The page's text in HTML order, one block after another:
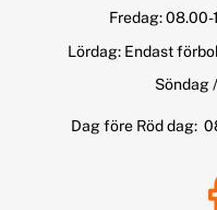
Fredag: 08.00-
Lördag: Endast
Söndag
Dag före Röd dag: